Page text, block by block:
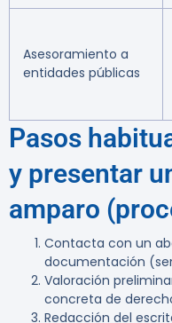
Asesoramiento a
entidades públicas
Pasos
y presentar
amparo
Contacta con un
documentación
Valoración
concreta de
Redacción del